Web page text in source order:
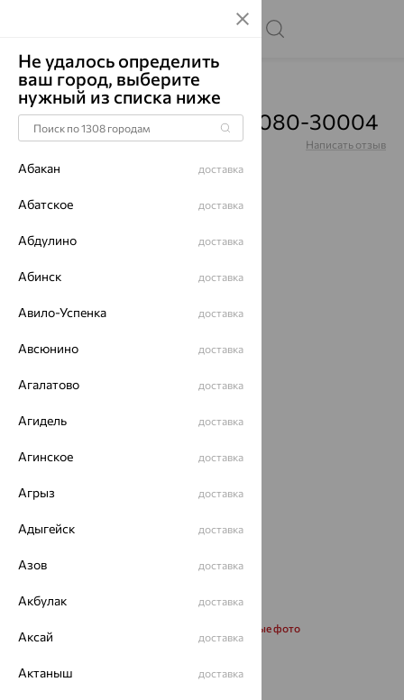
Главная Каталог Цепи
Цепь, золото, 332-00-0080-30004
Артикул:332-00-0080-30004 Написать отзыв
Запросить дополнительные фото
Размеры:
Не удалось определить
ваш город, выберите
нужный из списка ниже
Абакан доставка
Абатское доставка
Абдулино доставка
Абинск доставка
Авило-Успенка доставка
Авсюнино доставка
Агалатово доставка
Агидель доставка
Агинское доставка
Агрыз доставка
Адыгейск доставка
Азов доставка
Акбулак доставка
Аксай доставка
Актаныш доставка